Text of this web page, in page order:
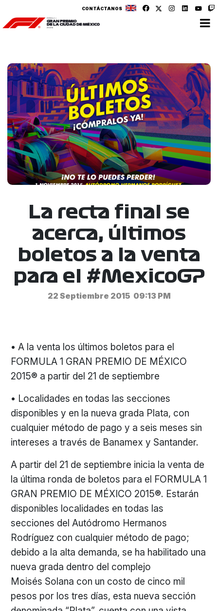
CONTÁCTANOS
La recta final se
acerca, últimos
boletos a la venta
para el #MexicoGP
22 Septiembre 2015 09:13 PM
• A la venta los últimos boletos para el
FORMULA 1 GRAN PREMIO DE MÉXICO
2015® a partir del 21 de septiembre
• Localidades en todas las secciones
disponibles y en la nueva grada Plata, con
cualquier método de pago y a seis meses sin
intereses a través de Banamex y Santander.
A partir del 21 de septiembre inicia la venta de
la última ronda de boletos para el FORMULA 1
GRAN PREMIO DE MÉXICO 2015®. Estarán
disponibles localidades en todas las
secciones del Autódromo Hermanos
Rodríguez con cualquier método de pago;
debido a la alta demanda, se ha habilitado una
nueva grada dentro del complejo
Moisés Solana con un costo de cinco mil
pesos por los tres días, esta nueva sección